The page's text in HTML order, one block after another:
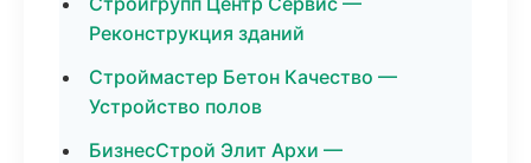
Реконструкция зданий
Строймастер Бетон Качество —
Устройство полов
БизнесСтрой Элит Архи —